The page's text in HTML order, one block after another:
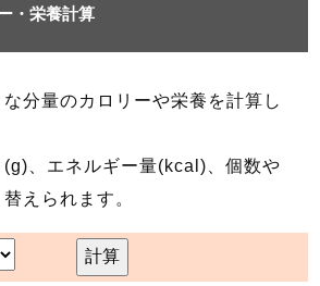
・栄養計算
分量のカロリーや栄養を計算し
、エネルギー量(kcal)、個数や
えられます。
計算